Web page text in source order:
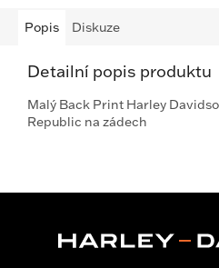
Popis Diskuze
Detailní popis produktu
Malý Back Print Harley
Republic na zádech